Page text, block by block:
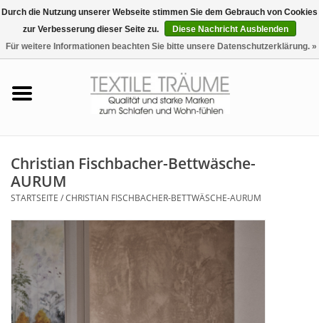
0 Artikel - €0,00
Tag & Nachtwäsche
Freizeit-Hausanzüge
Badezimmer & Sauna
Haus-Bademäntel
Christian Fischbacher-Bettwäsche-
AURUM
STARTSEITE /CHRISTIAN FISCHBACHER-BETTWÄSCHE-AURUM
Durch die Nutzung unserer Webseite stimmen Sie dem Gebrauch von Cookies
zur Verbesserung dieser Seite zu.
Diese Nachricht Ausblenden
Für weitere Informationen beachten Sie bitte unsere Datenschutzerklärung. »